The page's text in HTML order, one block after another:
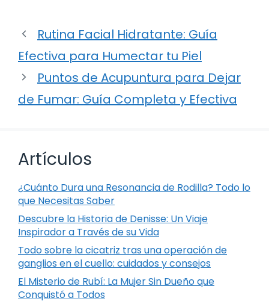
Rutina Facial Hidratante: Guía
Efectiva para Humectar tu Piel
Puntos de Acupuntura para Dejar
de Fumar: Guía Completa y Efectiva
Artículos
¿Cuánto Dura una Resonancia de Rodilla? Todo lo
que Necesitas Saber
Descubre la Historia de Denisse: Un Viaje
Inspirador a Través de su Vida
Todo sobre la cicatriz tras una operación de
ganglios en el cuello: cuidados y consejos
El Misterio de Rubí: La Mujer Sin Dueño que
Conquistó a Todos